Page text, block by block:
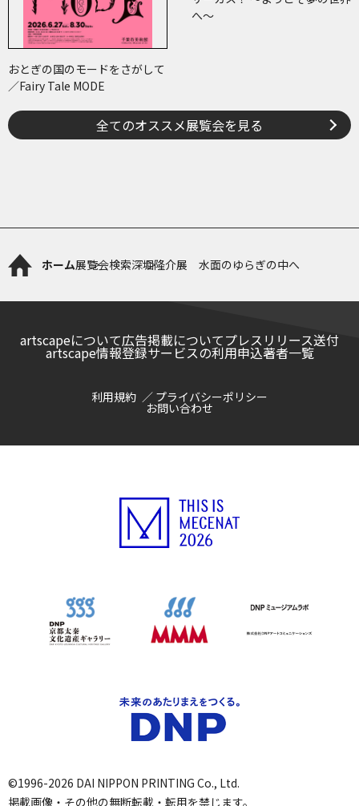
おとぎの国のモードをさがして
／Fairy Tale MODE
へ～
全てのオススメ展覧会を見る
ホーム展覧会検索深堀隆介展 水面のゆらぎの中へ
artscapeについて広告掲載についてプレスリリース送付
artscape情報登録サービスの利用申込著者一覧
利用規約 プライバシーポリシー
お問い合わせ
©1996-2026 DAI NIPPON PRINTING Co., Ltd.
掲載画像・その他の無断転載・転用を禁じます。